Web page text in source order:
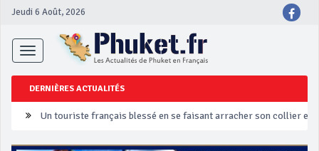
Jeudi 6 Août, 2026
Toggle
navigation
DERNIÈRES ACTUALITÉS
Un touriste français blessé en se faisant arracher son collier en
Phuket Peranakan Festival